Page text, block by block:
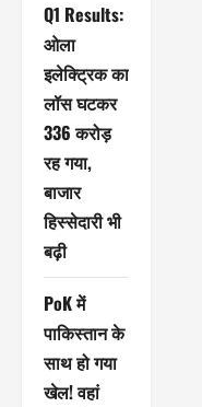
Q1 Results:
ओला
इलेक्ट्रिक का
लॉस घटकर
336 करोड़
रह गया,
बाजार
हिस्सेदारी भी
बढ़ी
PoK में
पाकिस्तान के
साथ हो गया
खेल! वहां